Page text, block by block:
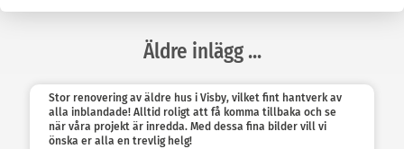
Äldre inlägg ...
Stor renovering av äldre hus i Visby, vilket fint hantverk av
alla inblandade! Alltid roligt att få komma tillbaka och se
när våra projekt är inredda. Med dessa fina bilder vill vi
önska er alla en trevlig helg!